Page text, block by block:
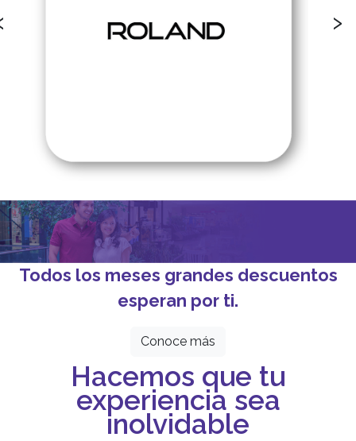
›
Todos los meses grandes descuentos
esperan por ti.
Conoce más
Hacemos que tu
experiencia sea
inolvidable